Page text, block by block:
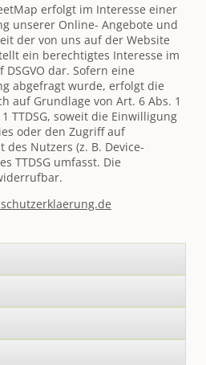
erfolgt im Interesse einer
unserer Online- Angebote und
der von uns auf der Website
ein berechtigtes Interesse im
dar. Sofern eine
abgefragt wurde, erfolgt die
auf Grundlage von Art. 6 Abs. 1
TTDSG, soweit die Einwilligung
oder den Zugriff auf
Nutzers (z. B. Device-
TTDSG umfasst. Die